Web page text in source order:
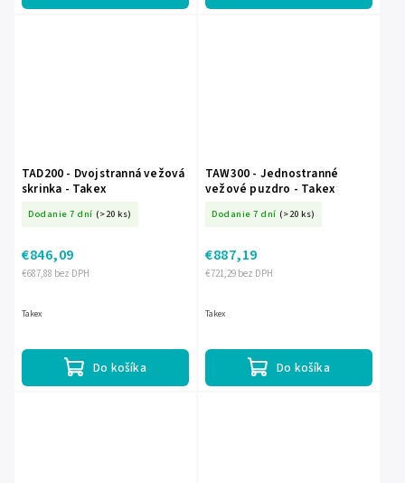
TAD200 - Dvojstranná vežová
skrinka - Takex
Dodanie 7 dní (>20 ks)
€687,88 bez DPH
€846,09
Do košíka
Takex
TAW300 - Jednostranné
vežové puzdro - Takex
Dodanie 7 dní (>20 ks)
€721,29 bez DPH
€887,19
Do košíka
Takex